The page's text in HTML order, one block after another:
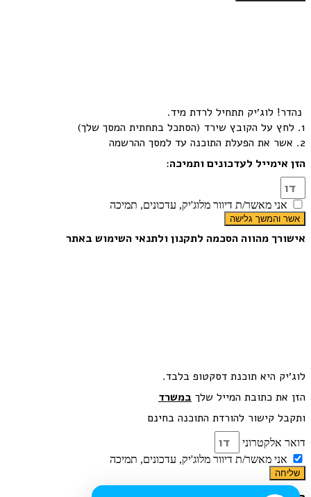
נהדר! לוג׳יק תתחיל לרדת מיד.
1. לחץ על הקובץ שירד (הסתכל בתחתית המסך שלך)
2. אשר את הפעלת התוכנה עד למסך ההרשמה
הזן אימייל לעדכונים ותמיכה:
אני מאשר/ת דיוור מלוג'יק, עדכונים, תמיכה
אשר והמשך גלישה
אישורך מהווה הסכמה לתקנון ולתנאי השימוש באתר
לוג׳יק היא תוכנת דסקטופ בלבד.
הזן את כתובת המייל שלך במשרד
ותקבל קישור להורדת התוכנה בחינם
דואר אלקטרוני
אני מאשר/ת דיוור מלוג'יק, עדכונים, תמיכה
שליחה